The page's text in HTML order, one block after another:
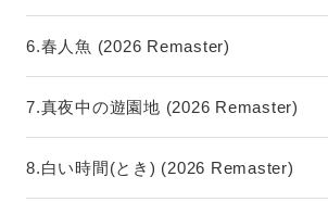
6.春人魚 (2026 Remaster)
7.真夜中の遊園地 (2026 Remaster)
8.白い時間(とき) (2026 Remaster)